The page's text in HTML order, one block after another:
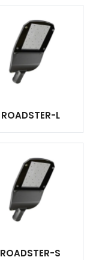
ROADSTER-L
ROADSTER-S